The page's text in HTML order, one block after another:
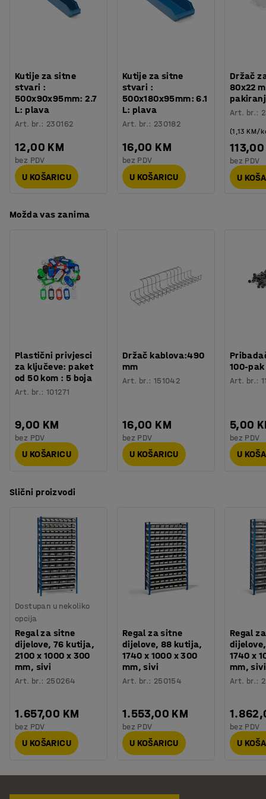
sadržaju. Označite plastične kutije etiketama za
se posebno). Stoperi omogućuju da kutije ostanu na
polici kad ih izvučete tako da možete odabrati ono što
vam treba bez brige da ćete nešto ispustiti na pod.
Materijal police:
Potreban broj osoba
Procjena vremena: 55
Težina: 101,05
Montaža: Dolazi nesastavljeno
Kutije za sitne
stvari :
500x90x95mm: 2.7
L: plava
Art. br.: 230162
12,00 KM
bez PDV
U KOŠARICU
Kutije za sitne
stvari :
500x180x95mm: 6.1
L: plava
Art. br.: 230182
16,00 KM
bez PDV
U KOŠARICU
Držač
80x22
Art. br.:
(1,13 KM/
bez PDV
U
Možda vas zanima
Plastični privjesci
za ključeve: paket
od 50 kom : 5 boja
Art. br.:101271
9,00 KM
bez PDV
U KOŠARICU
Držač kablova:490
mm
Art. br.: 151042
16,00 KM
bez PDV
U KOŠARICU
100-pak
Art. br.:
5,00
bez PDV
U
Slični proizvodi
Dostupan u nekoliko
opcija
Regal za sitne
dijelove, 76 kutija,
2100 x 1000 x 300
mm, sivi
Art. br.: 250264
1.657,00 KM
bez PDV
U KOŠARICU
Regal za sitne
dijelove, 88 kutija,
1740 x 1000 x 300
mm, sivi
Art. br.: 250154
1.553,00 KM
bez PDV
U KOŠARICU
Regal
1740 x
mm, sivi
Art. br.:
bez PDV
U